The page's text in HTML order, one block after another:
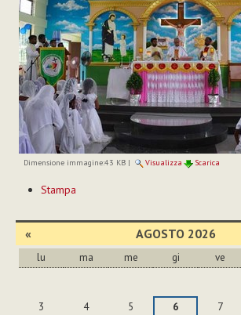
Dimensione immagine:43 KB| Visualizza Scarica
sul
Stampa
« AGOSTO 2026
lu ma me gi ve
3
4 5 6 7